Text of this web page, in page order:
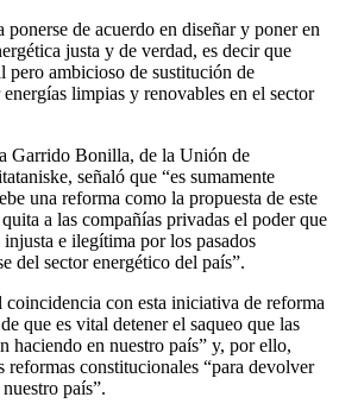
de acuerdo en diseñar y poner en
justa y de verdad, es decir que
pero ambicioso de sustitución de
limpias y renovables en el sector
Garrido Bonilla, de la Unión de
señaló que “es sumamente
una reforma como la propuesta de este
a las compañías privadas el poder que
e ilegítima por los pasados
del sector energético del país”.
coincidencia con esta iniciativa de reforma
que es vital detener el saqueo que las
haciendo en nuestro país” y, por ello,
reformas constitucionales “para devolver
nuestro país”.